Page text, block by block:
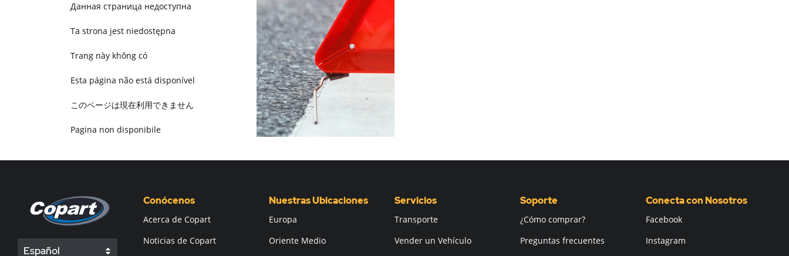
Данная страница недоступна
Ta strona jest niedostępna
Trang này không có
Esta página não está disponível
このページは現在利用できません
Pagina non disponibile
Español
Conócenos
Acerca de Copart
Noticias de Copart
Nuestras Ubicaciones
Europa
Oriente Medio
Servicios
Transporte
Vender un Vehículo
Soporte
¿Cómo comprar?
Preguntas frecuentes
Conecta con Nosotros
Facebook
Instagram